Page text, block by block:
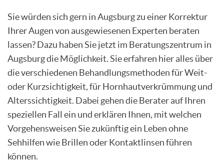
Sie würden sich gern in Augsburg zu einer Korrektur
Ihrer Augen von ausgewiesenen Experten beraten
lassen? Dazu haben Sie jetzt im Beratungszentrum in
Augsburg die Möglichkeit. Sie erfahren hier alles über
die verschiedenen Behandlungsmethoden für Weit-
oder Kurzsichtigkeit, für Hornhautverkrümmung und
Alterssichtigkeit. Dabei gehen die Berater auf Ihren
speziellen Fall ein und erklären Ihnen, mit welchen
Vorgehensweisen Sie zukünftig ein Leben ohne
Sehhilfen wie Brillen oder Kontaktlinsen führen
können.